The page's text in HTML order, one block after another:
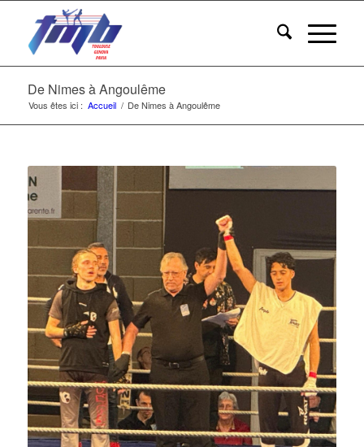
De Nimes à Angoulême
Vous êtes ici : Accueil / De Nimes à Angoulême